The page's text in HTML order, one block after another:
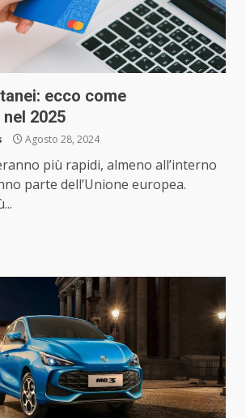
ecco come
2025
Agosto 28, 2024
più rapidi, almeno all’interno
parte dell’Unione europea.